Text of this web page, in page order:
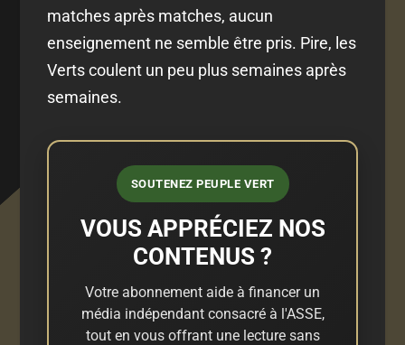
matches après matches, aucun
enseignement ne semble être pris. Pire, les
Verts coulent un peu plus semaines après
semaines.
SOUTENEZ PEUPLE VERT
VOUS APPRÉCIEZ NOS
CONTENUS ?
Votre abonnement aide à financer un
média indépendant consacré à l'ASSE,
tout en vous offrant une lecture sans